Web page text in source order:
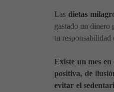
Las dietas
gastado un dinero
tu responsabilidad
Existe un mes
positiva, de
evitar el